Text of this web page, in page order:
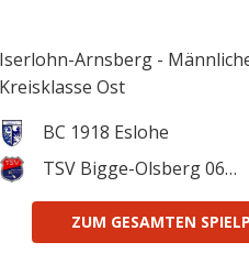
Iserlohn-Arnsberg -
Kreisklasse Ost
BC 1918 Eslohe
TSV Bigge-Olsberg 06/08
ZUM GESAMTEN